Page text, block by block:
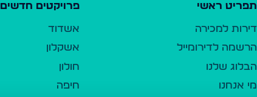
תפריט ראשי
דירות למכירה
הרשמה לדירומייל
הבלוג שלנו
מי אנחנו
פרויקטים חדשים
אשדוד
אשקלון
חולון
חיפה